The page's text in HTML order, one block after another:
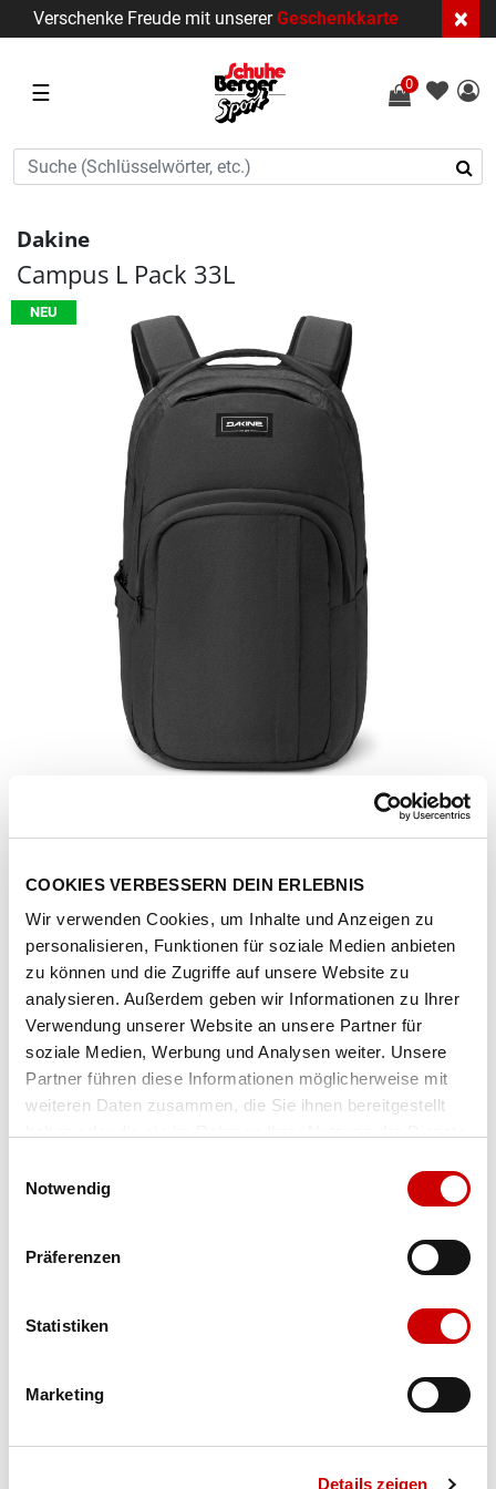
COOKIES VERBESSERN DEIN ERLEBNIS
Wir verwenden Cookies, um Inhalte und Anzeigen zu
personalisieren, Funktionen für soziale Medien anbieten
zu können und die Zugriffe auf unsere Website zu
analysieren. Außerdem geben wir Informationen zu Ihrer
Verwendung unserer Website an unsere Partner für
soziale Medien, Werbung und Analysen weiter. Unsere
Partner führen diese Informationen möglicherweise mit
weiteren Daten zusammen, die Sie ihnen bereitgestellt
Notwendig
Präferenzen
Statistiken
Marketing
Details zeigen
Verschenke Freude mit unsererGeschenkkarte ×
☰ 0
Dakine
Campus L Pack 33L
NEU
Artikel-Nr.201221-1032-2418
Farbe carbon heather
Grösse
portofrei